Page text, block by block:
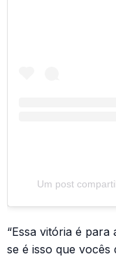
Um post
“Essa vitória é
se é isso que vocês